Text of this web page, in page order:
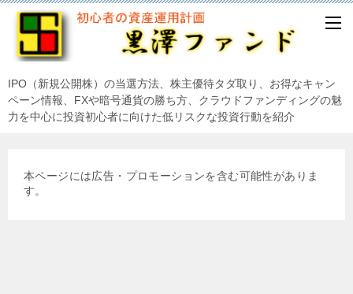
IPO（新規公開株）の当選方法、株主優待タダ取り、お得なキャン
ペーン情報、FXや暗号通貨の勝ち方、クラウドファンディングの魅
力を中心に投資初心者に向けた低リスクな投資行動を紹介
本ページには広告・プロモーションを含む可能性がありま
す。